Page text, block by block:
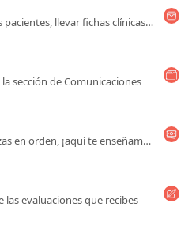
Cómo acceder a los datos de tus pacientes, llevar fichas clínicas y más!
sección de Comunicaciones
En Encuadrado tienes tus finanzas en orden, ¡aquí te enseñamos cómo revisarlas!
las evaluaciones que recibes